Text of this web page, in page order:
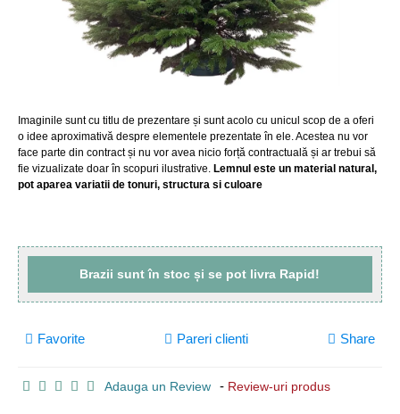
Imaginile sunt cu titlu de prezentare și sunt acolo cu unicul scop de a oferi
o idee aproximativă despre elementele prezentate în ele. Acestea nu vor
face parte din contract și nu vor avea nicio forță contractuală și ar trebui să
fie vizualizate doar în scopuri ilustrative. Lemnul este un material natural,
pot aparea variatii de tonuri, structura si culoare
Brazii suntîn stoc și se pot livra Rapid!
Adauga un Review - Review-uri produs
Favorite Pareri clienti Share